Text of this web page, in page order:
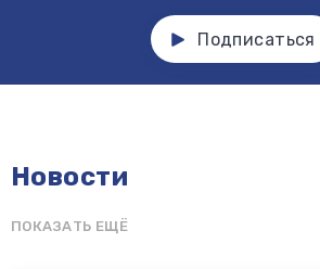
Подписаться
Новости
ПОКАЗАТЬ ЕЩЁ